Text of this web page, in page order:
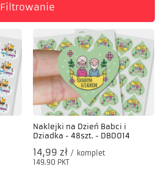
Filtrowanie
Naklejki na Dzień Babci i
Dziadka - 48szt. - DBD014
14,99 zł / komplet
149.90 PKT